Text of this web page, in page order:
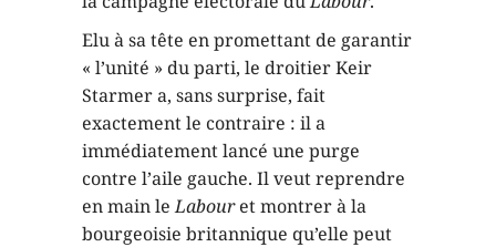
Elu à sa tête en promettant de garantir
« l’unité » du parti, le droitier Keir
Starmer a, sans surprise, fait
exactement le contraire : il a
immédiatement lancé une purge
contre l’aile gauche. Il veut reprendre
en main leLabouret montrer à la
bourgeoisie britannique qu’elle peut